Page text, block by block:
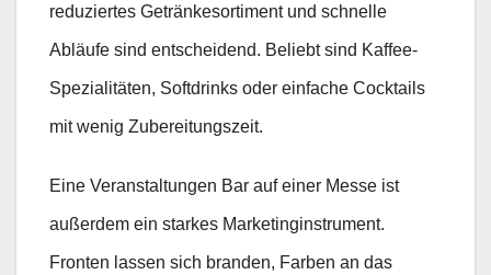
reduziertes Getränkesortiment und schnelle
Abläufe sind entscheidend. Beliebt sind Kaffee-
Spezialitäten, Softdrinks oder einfache Cocktails
mit wenig Zubereitungszeit.
Eine Veranstaltungen Bar auf einer Messe ist
außerdem ein starkes Marketinginstrument.
Fronten lassen sich branden, Farben an das